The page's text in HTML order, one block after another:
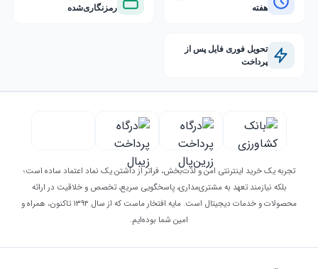
هفته
رمزنگاری‌شده
تحویل فوری فایل پس از
پرداخت
تجربه یک خرید اینترنتی امن و لذت‌بخش، فراتر از داشتن یک نماد اعتماد ساده است؛
بلکه نیازمند تعهد به مشتری‌مداری، پاسخگویی سریع، تخصص و خلاقیت در ارائه
محصولات و خدمات دیجیتال است. مایه افتخار ماست که از سال ۱۳۹۴ تاکنون، همراه و
امین شما بوده‌ایم.